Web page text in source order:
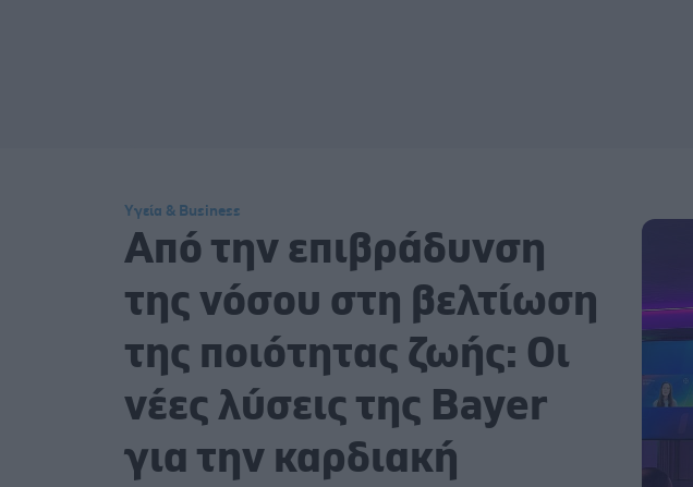
Υγεία & Business
Από την επιβράδυνση
της νόσου στη βελτίωση
της ποιότητας ζωής: Οι
νέες λύσεις της Bayer
για την καρδιακή